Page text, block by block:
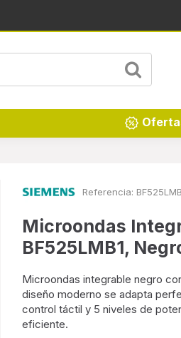
Referencia:
Microondas
BF525LMB1,
Microondas integrable negro
diseño moderno se adapta
control táctil y 5 niveles de
eficiente.